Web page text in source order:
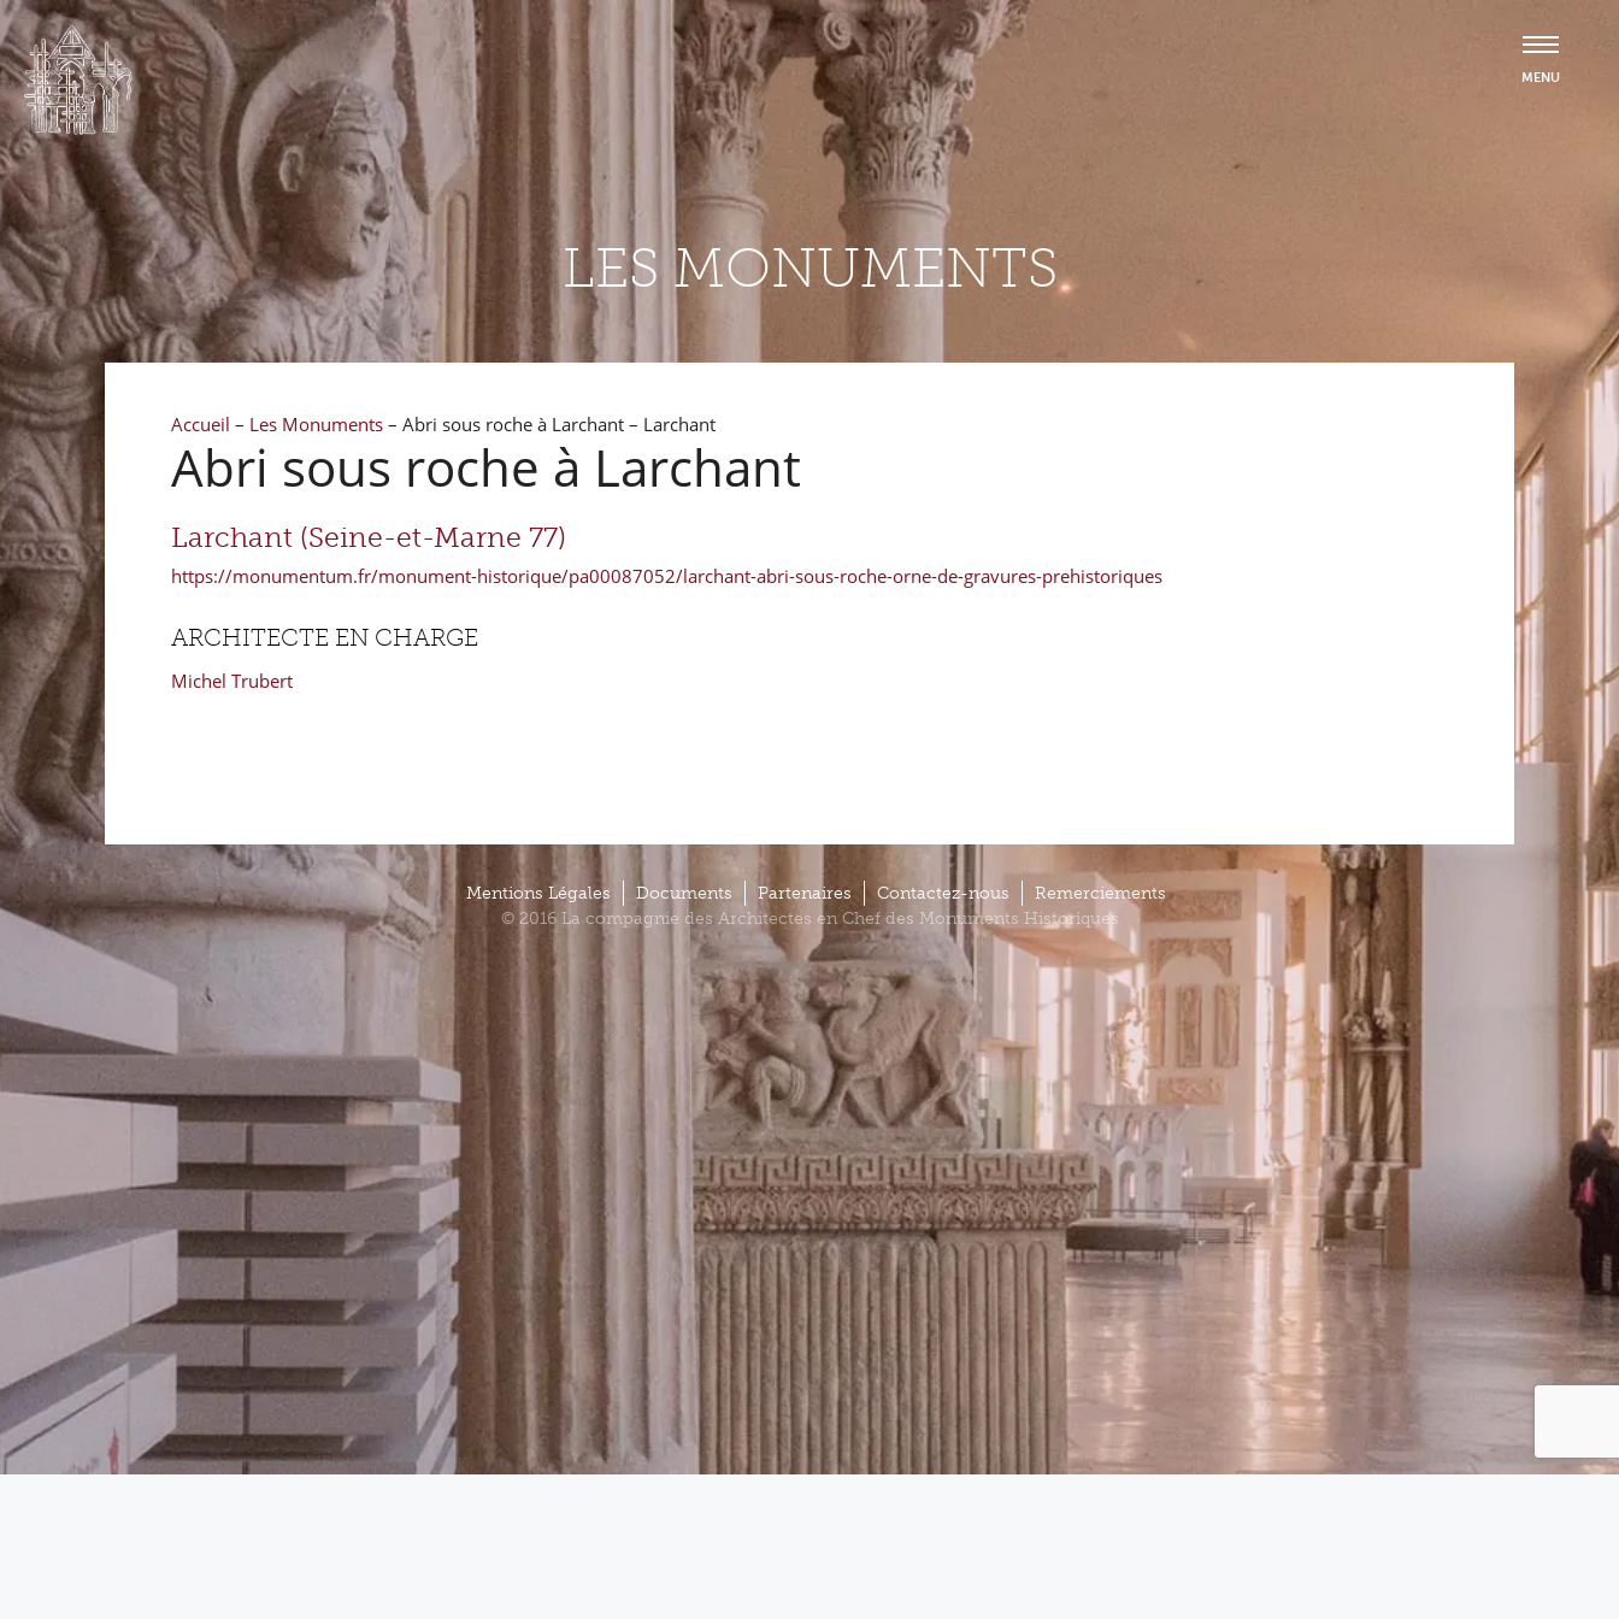
LES MONUMENTS
Accueil – Les Monuments – Abri sous roche à Larchant – Larchant
Abri sous roche à Larchant
Larchant (Seine-et-Marne 77)
https://monumentum.fr/monument-historique/pa00087052/larchant-abri-sous-roche-orne-de-gravures-prehistoriques
ARCHITECTE EN CHARGE
Michel Trubert
Mentions Légales Documents Partenaires Contactez-nous
Remerciements
© 2016 La compagnie des Architectes en Chef des Monuments Historiques